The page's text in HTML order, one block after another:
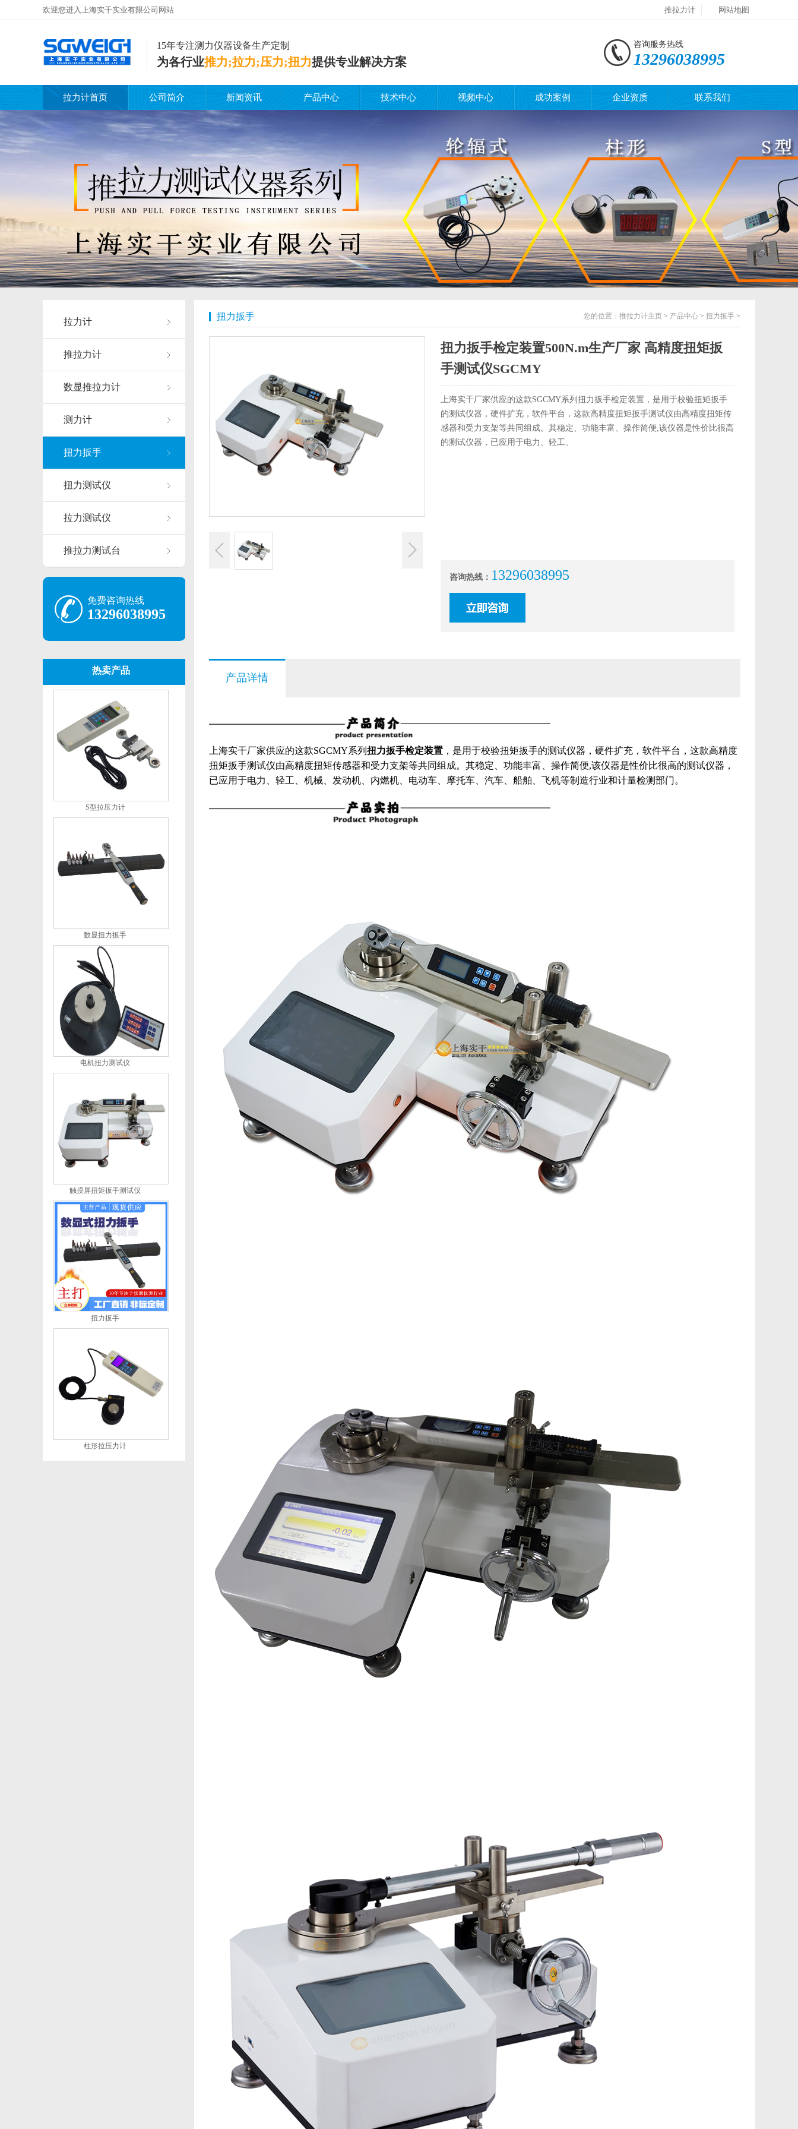
欢迎您进入上海实干实业有限公司网站 推拉力计 网站地图
15年专注测力仪器设备生产定制
为各行业推力;拉力;压力;扭力提供专业解决方案
咨询服务热线
13296038995
拉力计首页 公司简介 新闻资讯 产品中心 技术中心 视频中心 成功案例 企业资质 联系我们
拉力计
推拉力计
数显推拉力计
测力计
扭力扳手
扭力测试仪
拉力测试仪
推拉力测试台
免费咨询热线
13296038995
热卖产品
S型拉压力计
数显扭力扳手
电机扭力测试仪
触摸屏扭矩扳手测试仪
扭力扳手
柱形拉压力计
扭力扳手 您的位置： 推拉力计主页 > 产品中心 > 扭力扳手 >
扭力扳手检定装置500N.m生产厂家 高精度扭矩扳
手测试仪SGCMY
上海实干厂家供应的这款SGCMY系列扭力扳手检定装置，是用于校验扭矩扳手
的测试仪器，硬件扩充，软件平台，这款高精度扭矩扳手测试仪由高精度扭矩传
感器和受力支架等共同组成。其稳定、功能丰富、操作简便,该仪器是性价比很高
的测试仪器，已应用于电力、轻工、
咨询热线： 13296038995
产品详情
上海实干厂家供应的这款SGCMY系列 扭力扳手检定装置 ，是用于校验扭矩扳手的测试仪器，硬件扩充，软件平台，这款高精度
扭矩扳手测试仪由高精度扭矩传感器和受力支架等共同组成。其稳定、功能丰富、操作简便,该仪器是性价比很高的测试仪器，
已应用于电力、轻工、机械、发动机、内燃机、电动车、摩托车、汽车、船舶、飞机等制造行业和计量检测部门。